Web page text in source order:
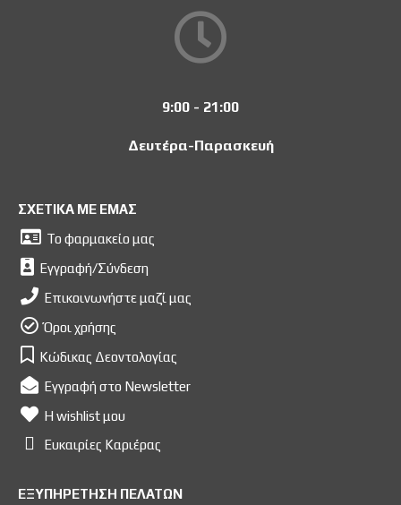
9:00 - 21:00
Δευτέρα-Παρασκευή
ΣΧΕΤΙΚΑ ΜΕ ΕΜΑΣ
Το φαρμακείο μας
Εγγραφή/Σύνδεση
Επικοινωνήστε μαζί μας
Όροι χρήσης
Κώδικας Δεοντολογίας
Εγγραφή στο Newsletter
Η wishlist μου
Ευκαιρίες Kαριέρας
ΕΞΥΠΗΡΕΤΗΣΗ ΠΕΛΑΤΩΝ